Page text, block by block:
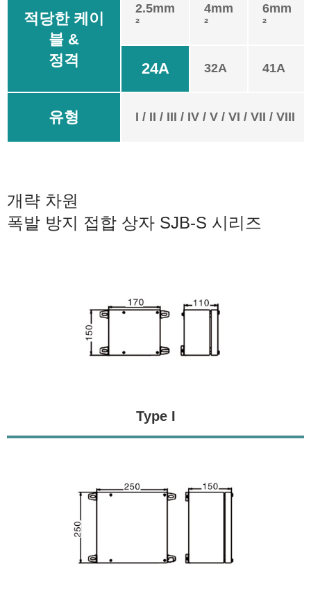
적당한 케이
블 &
정격
2.5mm
²
4mm
²
6mm
²
24A 32A 41A
유형 I / II / III / IV / V / VI / VII / VIII
개략 차원
폭발 방지 접합 상자 SJB-S 시리즈
Type I